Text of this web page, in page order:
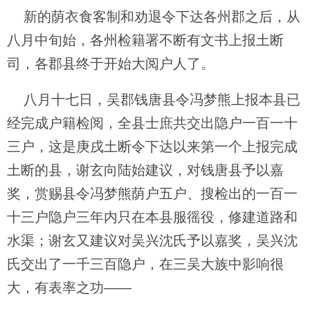
新的荫衣食客制和劝退令下达各州郡之后，从
八月中旬始，各州检籍署不断有文书上报土断
司，各郡县终于开始大阅户人了。
八月十七日，吴郡钱唐县令冯梦熊上报本县已
经完成户籍检阅，全县士庶共交出隐户一百一十
三户，这是庚戌土断令下达以来第一个上报完成
土断的县，谢玄向陆始建议，对钱唐县予以嘉
奖，赏赐县令冯梦熊荫户五户、搜检出的一百一
十三户隐户三年内只在本县服徭役，修建道路和
水渠；谢玄又建议对吴兴沈氏予以嘉奖，吴兴沈
氏交出了一千三百隐户，在三吴大族中影响很
大，有表率之功——